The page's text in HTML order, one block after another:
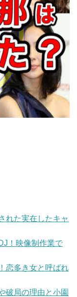
れた実在したキャ
！映像制作業で
恋多き女と呼ばれ
破局の理由と小園